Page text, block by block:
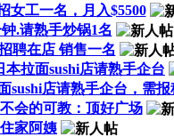
女工一名，月入$5500
.请熟手炒锅1名
聘在店 销售一名
拉面sushi店请熟手企台
sushi店请熟手企台，需报
会的可教：顶好广场
家阿姨